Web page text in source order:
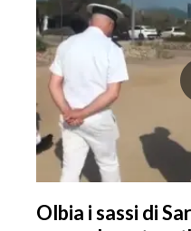
Olbia i sassi di